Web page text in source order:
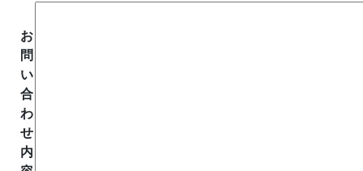
お
問
い
合
わ
せ
内